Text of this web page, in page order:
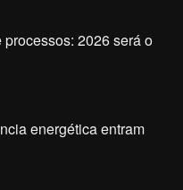
2026 será o
energética entram